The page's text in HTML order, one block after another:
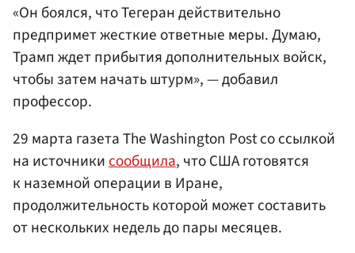
«Он боялся, что Тегеран действительно
предпримет жесткие ответные меры. Думаю,
Трамп ждет прибытия дополнительных войск,
чтобы затем начать штурм», — добавил
профессор.
29 марта газета The Washington Post со ссылкой
на источникисообщила, что США готовятся
к наземной операции в Иране,
продолжительность которой может составить
от нескольких недель до пары месяцев.